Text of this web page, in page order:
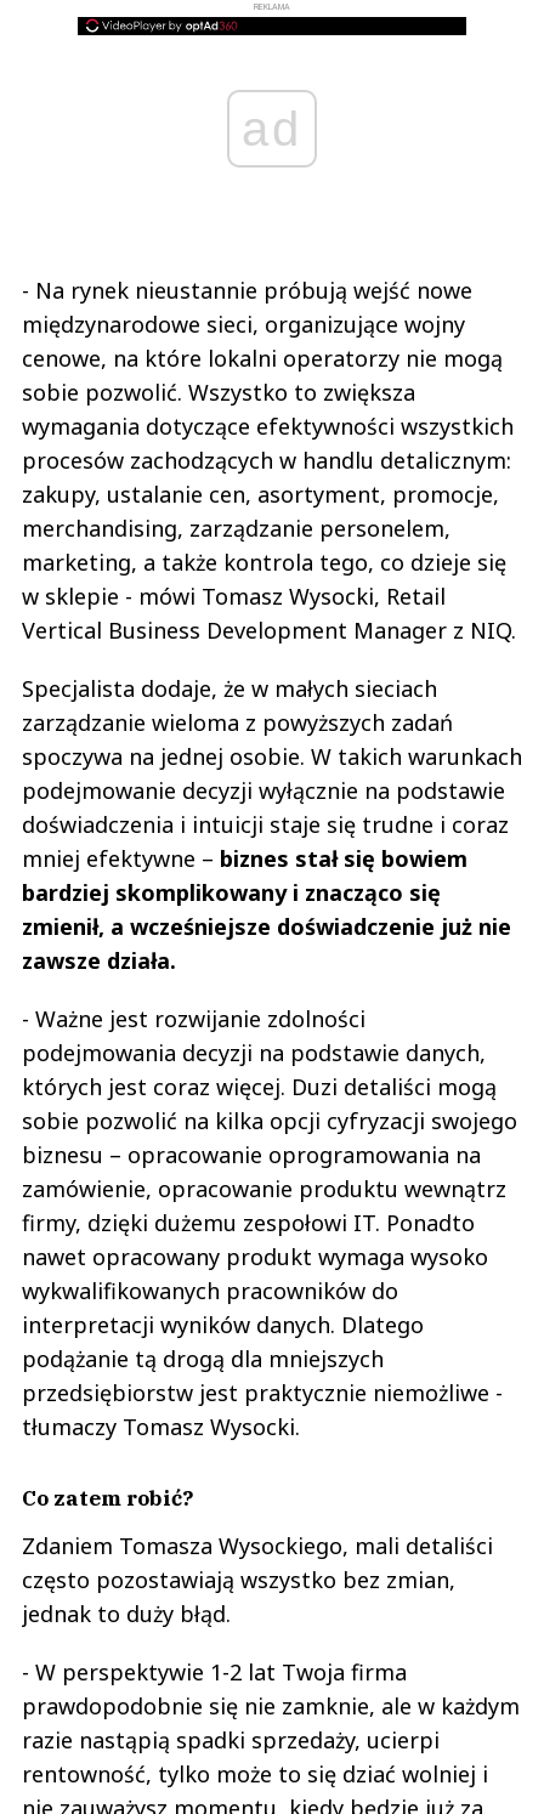
REKLAMA
ad
- Na rynek nieustannie próbują wejść nowe
międzynarodowe sieci, organizujące wojny
cenowe, na które lokalni operatorzy nie mogą
sobie pozwolić. Wszystko to zwiększa
wymagania dotyczące efektywności wszystkich
procesów zachodzących w handlu detalicznym:
zakupy, ustalanie cen, asortyment, promocje,
merchandising, zarządzanie personelem,
marketing, a także kontrola tego, co dzieje się
w sklepie - mówi Tomasz Wysocki, Retail
Vertical Business Development Manager z NIQ.
Specjalista dodaje, że w małych sieciach
zarządzanie wieloma z powyższych zadań
spoczywa na jednej osobie. W takich warunkach
podejmowanie decyzji wyłącznie na podstawie
doświadczenia i intuicji staje się trudne i coraz
mniej efektywne – biznes stał się bowiem
bardziej skomplikowany i znacząco się
zmienił, a wcześniejsze doświadczenie już nie
zawsze działa.
- Ważne jest rozwijanie zdolności
podejmowania decyzji na podstawie danych,
których jest coraz więcej. Duzi detaliści mogą
sobie pozwolić na kilka opcji cyfryzacji swojego
biznesu – opracowanie oprogramowania na
zamówienie, opracowanie produktu wewnątrz
firmy, dzięki dużemu zespołowi IT. Ponadto
nawet opracowany produkt wymaga wysoko
wykwalifikowanych pracowników do
interpretacji wyników danych. Dlatego
podążanie tą drogą dla mniejszych
przedsiębiorstw jest praktycznie niemożliwe -
tłumaczy Tomasz Wysocki.
Co zatem robić?
Zdaniem Tomasza Wysockiego, mali detaliści
często pozostawiają wszystko bez zmian,
jednak to duży błąd.
- W perspektywie 1-2 lat Twoja firma
prawdopodobnie się nie zamknie, ale w każdym
razie nastąpią spadki sprzedaży, ucierpi
rentowność, tylko może to się dziać wolniej i
nie zauważysz momentu, kiedy będzie już za